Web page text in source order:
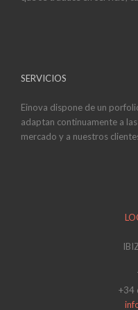
SERVICIOS
Einova dispone de un
adaptan continuamente a
mercado y a nuestros
+34